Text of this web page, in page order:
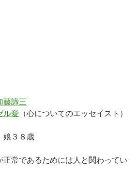
藤諦三
ル愛 （心についてのエッセイスト）
３８歳
常であるためには人と関わってい